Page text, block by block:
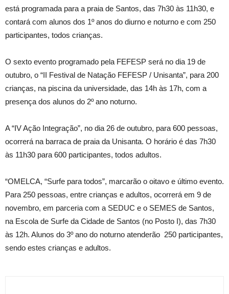
está programada para a praia de Santos, das 7h30 às 11h30, e
contará com alunos dos 1º anos do diurno e noturno e com 250
participantes, todos crianças.
O sexto evento programado pela FEFESP será no dia 19 de
outubro, o “II Festival de Natação FEFESP / Unisanta”, para 200
crianças, na piscina da universidade, das 14h às 17h, com a
presença dos alunos do 2º ano noturno.
A “IV Ação Integração”, no dia 26 de outubro, para 600 pessoas,
ocorrerá na barraca de praia da Unisanta. O horário é das 7h30
às 11h30 para 600 participantes, todos adultos.
“OMELCA, “Surfe para todos”, marcarão o oitavo e último evento.
Para 250 pessoas, entre crianças e adultos, ocorrerá em 9 de
novembro, em parceria com a SEDUC e o SEMES de Santos,
na Escola de Surfe da Cidade de Santos (no Posto I), das 7h30
às 12h. Alunos do 3º ano do noturno atenderão 250 participantes,
sendo estes crianças e adultos.